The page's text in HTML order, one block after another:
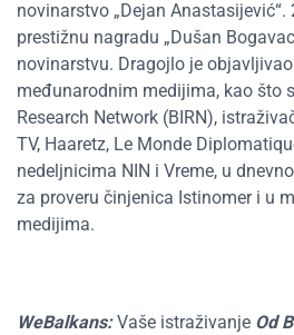
novinarstvo „Dejan
prestižnu nagradu „Dušan
novinarstvu. Dragojlo je
međunarodnim medijima, kao što
Research Network (BIRN),
TV, Haaretz, Le Monde
nedeljnicima NIN i Vreme, u
za proveru činjenica Istinomer i u
medijima.
WeBalkans:Vaše istraživanje Od